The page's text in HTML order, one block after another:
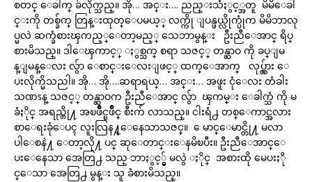
စတင္ ေခါက္ ခ်လိုက္သည္။ အို… အင္း…. ညည္းသံႏွင့္အတူ မိမိေခါ
င္းကို တစ္ခ်က္ တြန္းထုတ္ေပမယ့္ လက္ကို ျပန္ဖယ္လိုက္ပုံက မိမိဘာလု
ပ္မလဲ ဆက္ခံစားၾကည့္ေတာ့မည့္ သေဘာမွန္း ဦးညီေအာင္ ရိပ္
စားမိသည္။ ဒါေၾကာင့္ ႏွစ္သက္ စရာ သဇင့္ တန္ဆာဝ ကို ခပ္ျမ
န္ျမန္ေလး လွ်ာ ေစာင္းေလးျဖင့္ ထက္ေအာက္ လုပ္လွ်ား ေ
ပးလိုက္မိသညါ။ အို… အို….ဆရာရယ္… အင္း… အဖူး ငုံေလး တံခါး
သဏၭန္ သဇင့္ တန္ဆာဝက ဦးညီေအာင္ လွ်ာ ၾကမ္း ေခါက္သံ ကို မ
ခံႏိုင္ အရည္တို႔ အၿဖိဳင္ၿဖိဳင္ စီးက် လာသည္။ ငါးရံ႕ တစ္ေကာင္အလား
စာေရးခုံေပၚ လူးလြန႔္ေနေသာသဇင္။ ေမာင္ေမာင္တို႔ မလာ
ပါေစနဲ႔ ေတာ့လို႔ ပင္ ဆုေတာင္းေနမိၿပီး။ ဦးညီေအာင္ေ
ပးေနေသာ အေတြ႕ သည္ ဘာႏွင့္မွ် မလွဲ ႏိုင္ အစားထို မေပးႏို
င္ေသာ အေတြ႕ မွန္း သူ ခံစားမိသည္။